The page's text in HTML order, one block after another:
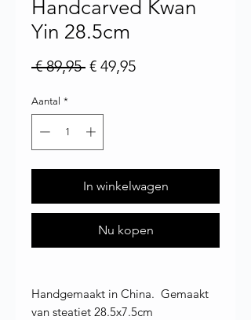
Handcarved Kwan
Yin 28.5cm
€ 89,95 Normale prijs
€ 49,95Verkoopprijs
Aantal *
In winkelwagen
Nu kopen
Handgemaakt in China. Gemaakt
van steatiet 28.5x7.5cm